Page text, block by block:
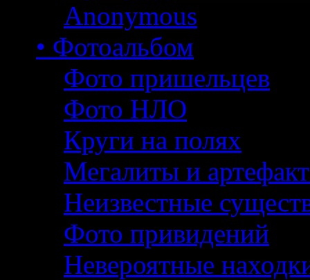
Anonymous
• Фотоальбом
Фото пришельцев
Фото НЛО
Круги на полях
Мегалиты и
Неизвестные
Фото привидений
Невероятные